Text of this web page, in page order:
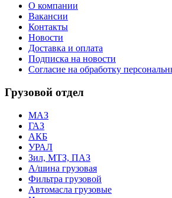
О компании
Вакансии
Контакты
Новости
Доставка и оплата
Подписка на новости
Согласие на обработку
Грузовой отдел
МАЗ
ГАЗ
АКБ
УРАЛ
Зил, МТЗ, ПАЗ
А/шина грузовая
Фильтра грузовой
Автомасла грузовые